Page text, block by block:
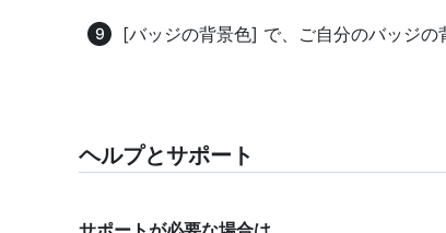
[バッジの背景色] で、ご自分のバッジの
ヘルプとサポート